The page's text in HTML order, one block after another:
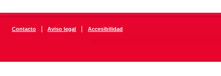
Contacto | Aviso legal | Accesibilidad